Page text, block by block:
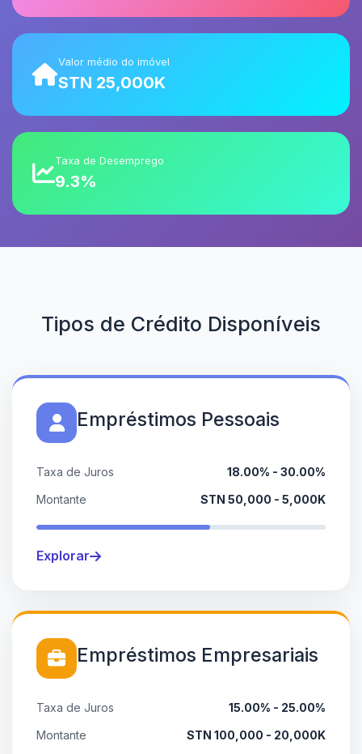
Valor médio do imóvel
STN 25,000K
Taxa de Desemprego
9.3%
Tipos de Crédito Disponíveis
Empréstimos Pessoais
Taxa de Juros
18.00% - 30.00%
Montante
STN 50,000 - 5,000K
Explorar
Empréstimos Empresariais
Taxa de Juros
15.00% - 25.00%
Montante
STN 100,000 - 20,000K